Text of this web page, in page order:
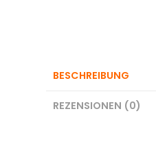
BESCHREIBUNG
REZENSIONEN (0)